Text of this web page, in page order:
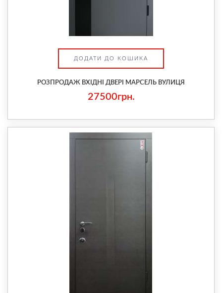
ДОДАТИ ДО КОШИКА
РОЗПРОДАЖ ВХІДНІ ДВЕРІ МАРСЕЛЬ ВУЛИЦЯ
27500грн.